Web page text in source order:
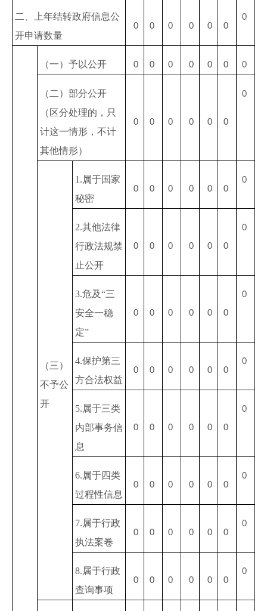
二、上年结转政府信息公
开申请数量
0 0 0 0 0 0
0
（一）予以公开 0 0 0 0 0 0 0
（二）部分公开
（区分处理的，只
计这一情形，不计
其他情形）
0 0 0 0 0 0
0
（三）
不予公
开
1.属于国家
秘密
0 0 0 0 0 0
0
2.其他法律
行政法规禁
止公开
0 0 0 0 0 0
0
3.危及“三
安全一稳
定”
0 0 0 0 0 0
0
4.保护第三
方合法权益
0 0 0 0 0 0
0
5.属于三类
内部事务信
息
0 0 0 0 0 0
0
6.属于四类
过程性信息
0 0 0 0 0 0
0
7.属于行政
执法案卷
0 0 0 0 0 0
0
8.属于行政
查询事项
0 0 0 0 0 0
0